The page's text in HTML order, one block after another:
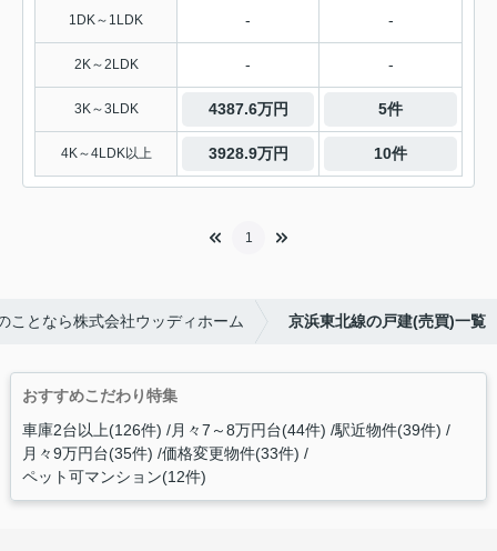
1DK～1LDK - -
2K～2LDK - -
3K～3LDK 4387.6万円 5件
4K～4LDK以上 3928.9万円 10件
1
ことなら株式会社ウッディホーム 京浜東北線の戸建(売買)一覧
おすすめこだわり特集
車庫2台以上(126件) 月々7～8万円台(44件) 駅近物件(39件)
月々9万円台(35件) 価格変更物件(33件)
ペット可マンション(12件)